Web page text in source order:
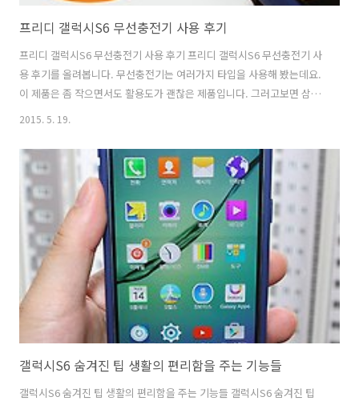
프리디 갤럭시S6 무선충전기 사용 후기
프리디 갤럭시S6 무선충전기 사용 후기 프리디 갤럭시S6 무선충전기 사
용 후기를 올려봅니다. 무선충전기는 여러가지 타입을 사용해 봤는데요.
이 제품은 좀 작으면서도 활용도가 괜찮은 제품입니다. 그러고보면 삼성
무선충전기도 둥근형태로 되어있죠. 이 제품은 약간 네모란 모양입니다.
럭시S6에 최적화되어서 나왔습니다. 물론 다른 기기들도 충전은 가능 합
니다. 무선규격에 맞으면 충전이 되죠. 갤럭시S5 때부터 프리디 무선충
전기를 사용했었는데요. 갤럭시S6은 자체적으로 무선충전이 되므로 별
다른 뭔가 하지 않더라도 바로 올려놓기만 하면 충전이 됩니다. 물론 갤
럭시S6은 유선으로 연결시 스마트 퀵 충전이 되므로 아주 엄청나게 빠르
게 충전할 수 있습니다..
2015. 5. 19.
갤럭시S6 숨겨진 팁 생활의 편리함을 주는 기능들
갤럭시S6 숨겨진 팁 생활의 편리함을 주는 기능들 갤럭시S6 숨겨진 팁